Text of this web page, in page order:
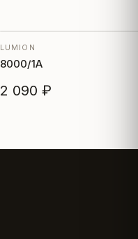
LUMION
8000/1A
2 090 ₽